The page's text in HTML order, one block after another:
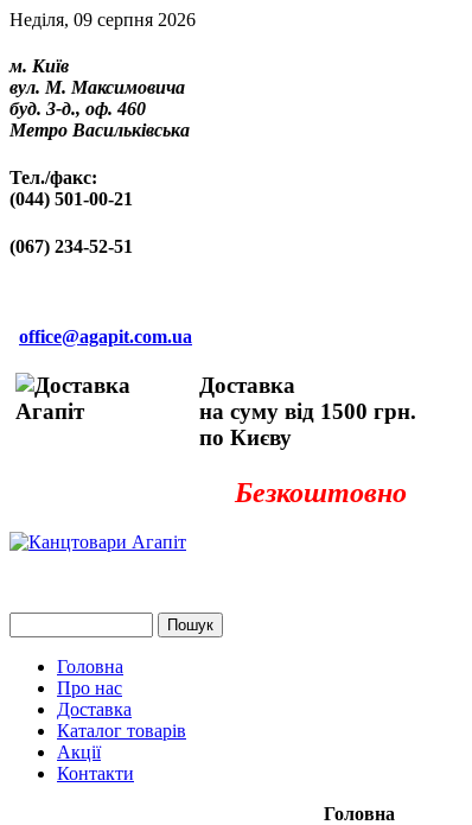
Неділя, 09 серпня 2026
м. Київ
вул. М. Максимовича
буд. 3-д., оф. 460
Метро Васильківська
Тел./факс:
(044) 501-00-21
(067) 234-52-51
office@agapit.com.ua
Доставка
на суму від 1500 грн.
по Києву
Безкоштовно
Головна
Про нас
Доставка
Каталог товарів
Акції
Контакти
Головна